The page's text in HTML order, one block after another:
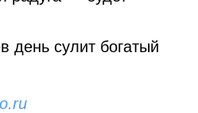
день сулит богатый